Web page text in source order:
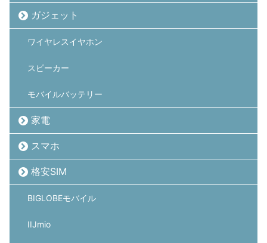
ガジェット
ワイヤレスイヤホン
スピーカー
モバイルバッテリー
家電
スマホ
格安SIM
BIGLOBEモバイル
IIJmio